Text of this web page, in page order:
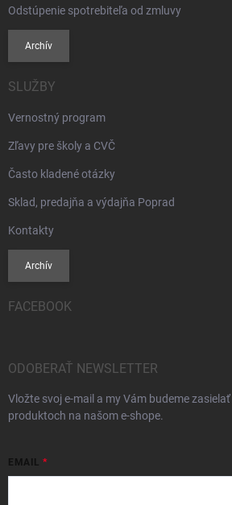
Odstúpenie spotrebiteľa od zmluvy
Archív
SLUŽBY
Vernostný program
Zľavy pre školy a CVČ
Často kladené otázky
Sklad, predajňa a výdajňa Poprad
Kontakty
Archív
FACEBOOK
ODOBERAŤ NEWSLETTER
Vložte svoj e-mail a my Vám budeme
produktoch na našom e-shope.
EMAIL